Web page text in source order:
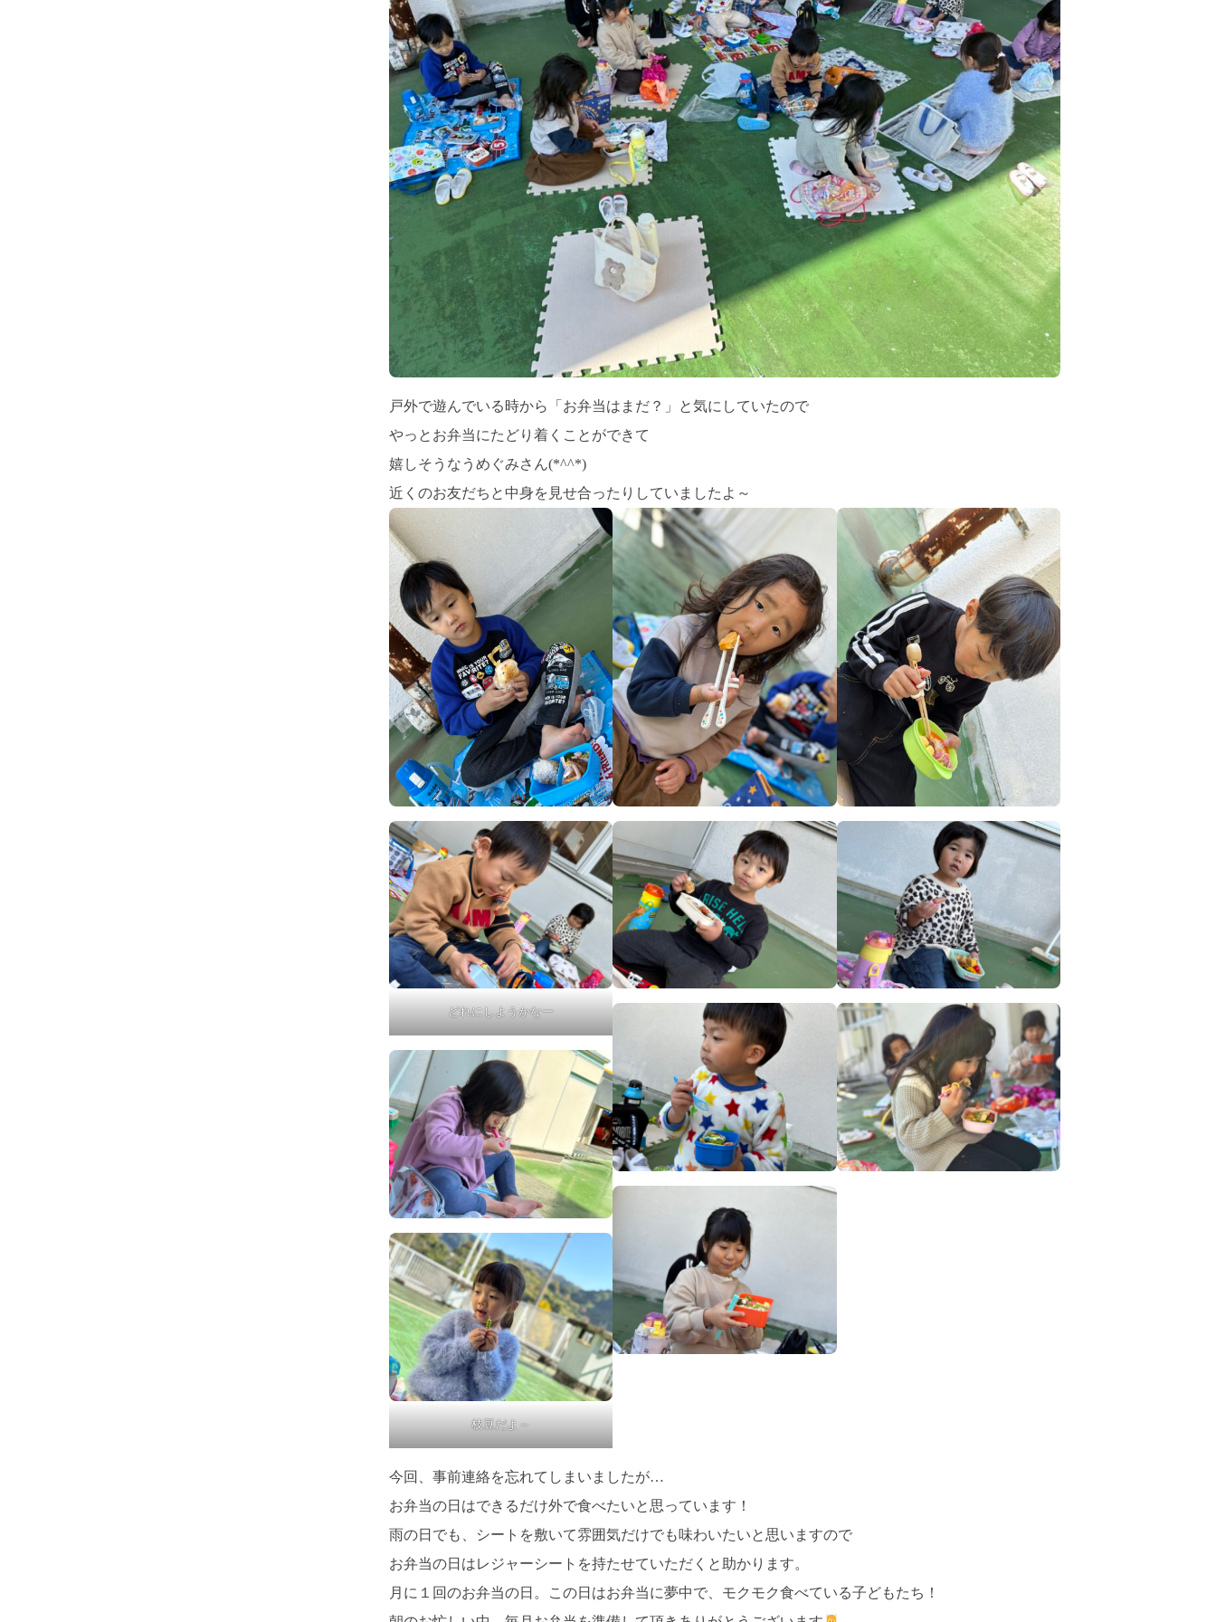
戸外で遊んでいる時から「お弁当はまだ？」と気にしていたので
やっとお弁当にたどり着くことができて
嬉しそうなうめぐみさん(*^^*)
近くのお友だちと中身を見せ合ったりしていましたよ～
どれにしようかなー
枝豆だよ～
今回、事前連絡を忘れてしまいましたが…
お弁当の日はできるだけ外で食べたいと思っています！
雨の日でも、シートを敷いて雰囲気だけでも味わいたいと思いますので
お弁当の日はレジャーシートを持たせていただくと助かります。
月に１回のお弁当の日。この日はお弁当に夢中で、モクモク食べている子どもたち！